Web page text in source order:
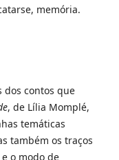
memória.
dos contos que
, de Lília Momplé,
temáticas
também os traços
o modo de